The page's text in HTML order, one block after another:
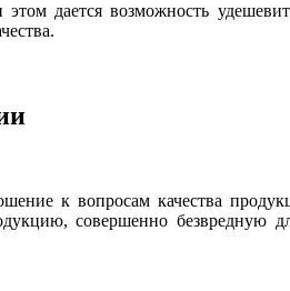
дается возможность
к вопросам качества
совершенно безвредную